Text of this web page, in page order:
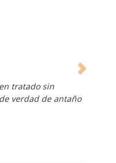
tratado sin
verdad de antaño